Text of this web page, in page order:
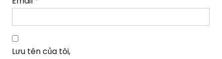
Lưu tên của tôi,